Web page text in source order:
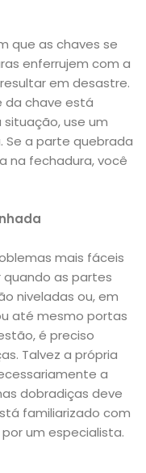
que as chaves se
enferrujem com a
em desastre.
da chave está
use um
Se a parte quebrada
na fechadura, você
mais fáceis
as partes
niveladas ou, em
até mesmo portas
é preciso
Talvez a própria
a
dobradiças deve
familiarizado com
um especialista.